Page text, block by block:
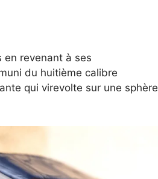
en revenant à ses
du huitième calibre
qui virevolte sur une sphère